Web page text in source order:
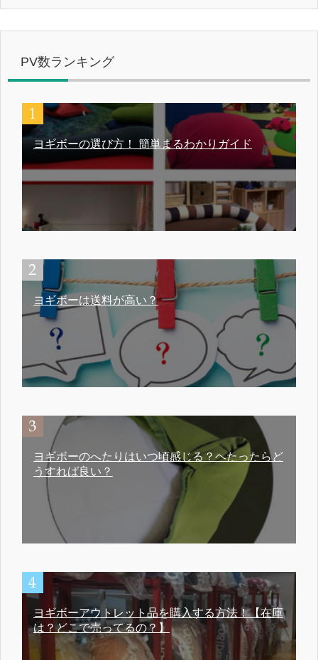
PV数ランキング
ヨギボーの選び方！ 簡単まるわかりガイド
ヨギボーは送料が高い？
ヨギボーのへたりはいつ頃感じる？ヘたったらど
うすれば良い？
ヨギボーアウトレット品を購入する方法！【在庫
は？どこで売ってるの？】